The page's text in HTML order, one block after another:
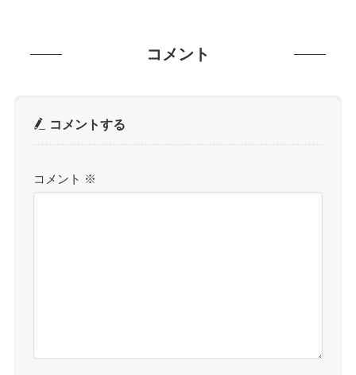
コメント
コメントする
コメント ※